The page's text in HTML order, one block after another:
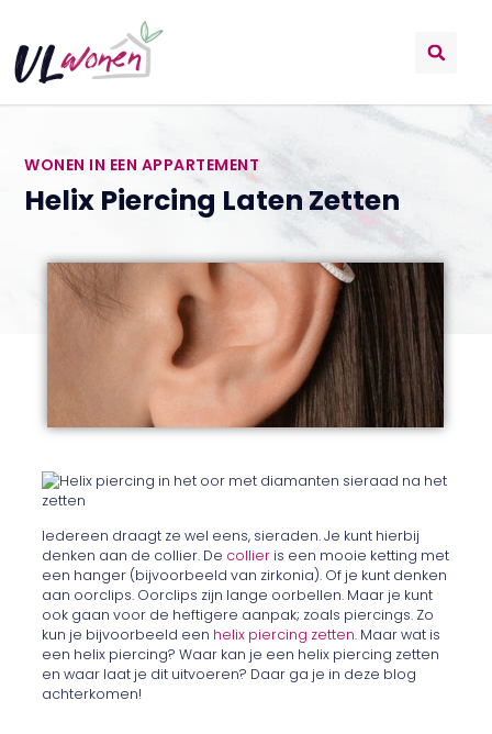
WONEN IN EEN APPARTEMENT
Helix Piercing Laten Zetten
Iedereen draagt ze wel eens, sieraden. Je kunt hierbij
denken aan de collier. De collier is een mooie ketting met
een hanger (bijvoorbeeld van zirkonia). Of je kunt denken
aan oorclips. Oorclips zijn lange oorbellen. Maar je kunt
ook gaan voor de heftigere aanpak; zoals piercings. Zo
kun je bijvoorbeeld een helix piercing zetten. Maar wat is
een helix piercing? Waar kan je een helix piercing zetten
en waar laat je dit uitvoeren? Daar ga je in deze blog
achterkomen!